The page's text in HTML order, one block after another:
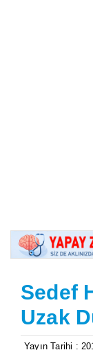
Sedef
Uzak
Yayın Tarihi :